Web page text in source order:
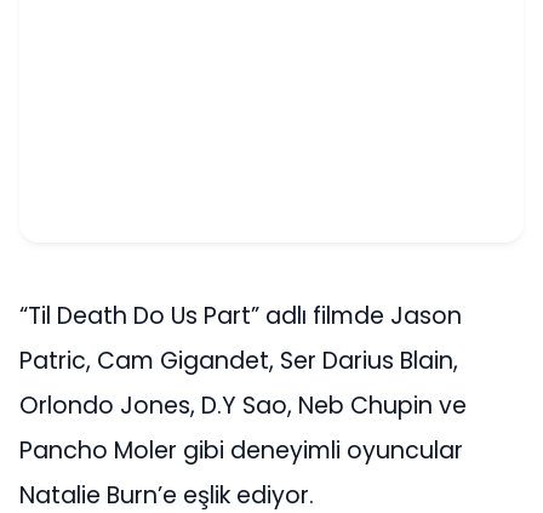
“Til Death Do Us Part” adlı filmde Jason
Patric, Cam Gigandet, Ser Darius Blain,
Orlondo Jones, D.Y Sao, Neb Chupin ve
Pancho Moler gibi deneyimli oyuncular
Natalie Burn’e eşlik ediyor.